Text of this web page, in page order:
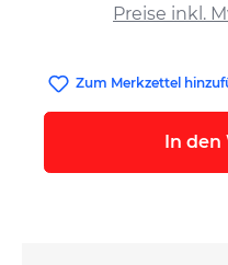
Preise inkl.
Zum Merkzettel
In den